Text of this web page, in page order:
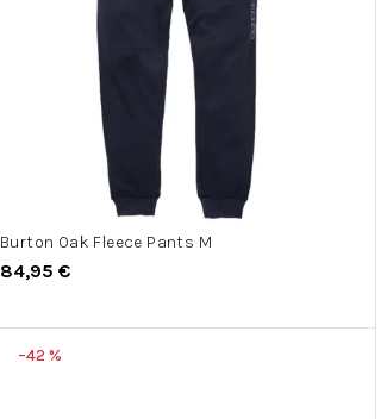
Burton Oak Fleece Pants M
84,95 €
–42 %